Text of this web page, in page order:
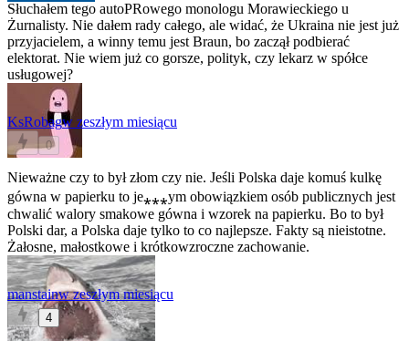
Słuchałem tego autoPRowego monologu Morawieckiego u
Żurnalisty. Nie dałem rady całego, ale widać, że Ukraina nie jest już
przyjacielem, a winny temu jest Braun, bo zaczął podbierać
elektorat. Nie wiem już co gorsze, polityk, czy lekarz w spółce
usługowej?
KsRobagw zeszłym miesiącu
0
Nieważne czy to był złom czy nie. Jeśli Polska daje komuś kulkę
gówna w papierku to je⁎⁎⁎ym obowiązkiem osób publicznych jest
chwalić walory smakowe gówna i wzorek na papierku. Bo to był
Polski dar, a Polska daje tylko to co najlepsze. Fakty są nieistotne.
Żałosne, małostkowe i krótkowzroczne zachowanie.
manstainw zeszłym miesiącu
4